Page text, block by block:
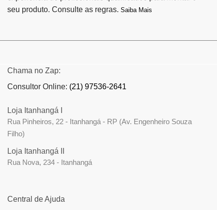
seu produto. Consulte as regras. Saiba Mais
Chama no Zap:
Consultor Online: (21) 97536-2641
Loja Itanhangá I
Rua Pinheiros, 22 - Itanhangá - RP (Av. Engenheiro Souza
Filho)
Loja Itanhangá II
Rua Nova, 234 - Itanhangá
Central de Ajuda